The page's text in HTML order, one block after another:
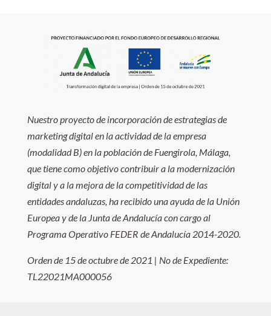
Nuestro proyecto de incorporación de estrategias de
marketing digital en la actividad de la empresa
(modalidad B) en la población de Fuengirola, Málaga,
que tiene como objetivo contribuir a la modernización
digital y a la mejora de la competitividad de las
entidades andaluzas, ha recibido una ayuda de la Unión
Europea y de la Junta de Andalucía con cargo al
Programa Operativo FEDER de Andalucía 2014-2020.
Orden de 15 de octubre de 2021 | No de Expediente:
TL22021MA000056